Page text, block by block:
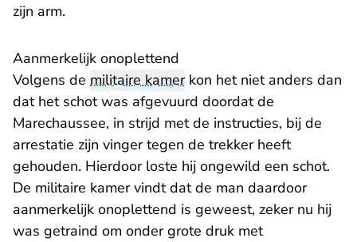
zijn arm.
Aanmerkelijk onoplettend
Volgens de militaire kamerkon het niet anders dan
dat het schot was afgevuurd doordat de
Marechaussee, in strijd met de instructies, bij de
arrestatie zijn vinger tegen de trekker heeft
gehouden. Hierdoor loste hij ongewild een schot.
De militaire kamer vindt dat de man daardoor
aanmerkelijk onoplettend is geweest, zeker nu hij
was getraind om onder grote druk met